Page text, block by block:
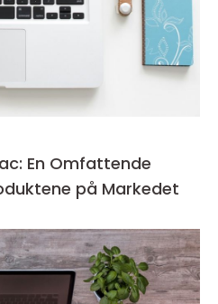
En Omfattende
på Markedet